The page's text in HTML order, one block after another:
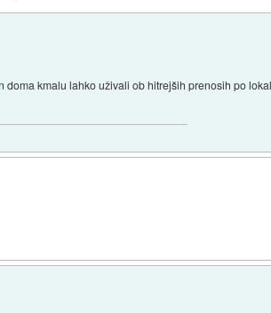
doma kmalu lahko uživali ob hitrejših prenosih po